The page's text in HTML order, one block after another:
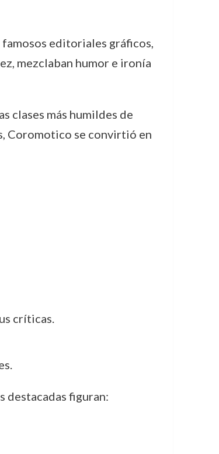
editoriales gráficos,
mezclaban humor e ironía
clases más humildes de
Coromotico se convirtió en
críticas.
destacadas figuran: